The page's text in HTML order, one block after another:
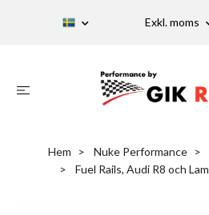
Exkl. moms
Hem Nuke Performance
Fuel Rails, Audi R8 och